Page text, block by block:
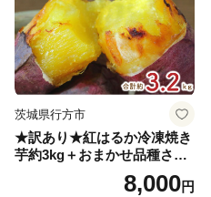
茨城県行方市
★訳あり★紅はるか冷凍焼き
芋約3kg＋おまかせ品種さつ
まいも 合計約3.2kg｜さつ
まいも サツマイモ さつま芋
8,000円